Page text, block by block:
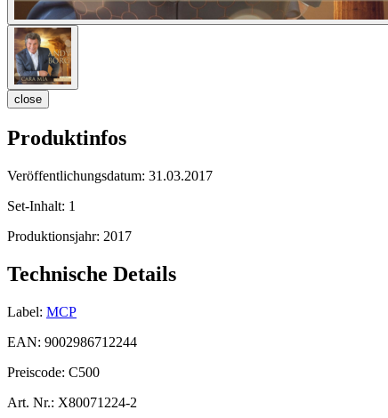
close
Produktinfos
Veröffentlichungsdatum: 31.03.2017
Set-Inhalt: 1
Produktionsjahr: 2017
Technische Details
Label: MCP
EAN: 9002986712244
Preiscode: C500
Art. Nr.: X80071224-2